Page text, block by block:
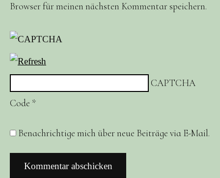
Browser für meinen nächsten Kommentar speichern.
CAPTCHA
Code *
Benachrichtige mich über neue Beiträge via E-Mail.